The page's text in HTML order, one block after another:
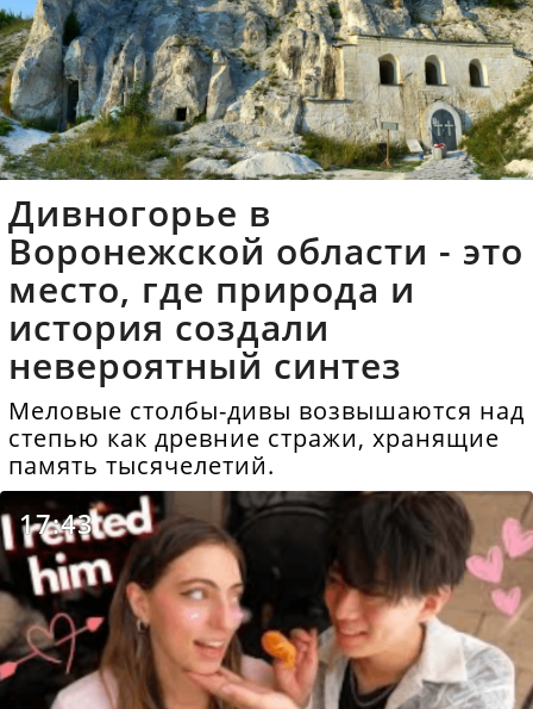
Дивногорье в
Воронежской области - это
место, где природа и
история создали
невероятный синтез
Меловые столбы-дивы возвышаются над
степью как древние стражи, хранящие
память тысячелетий.
17:43